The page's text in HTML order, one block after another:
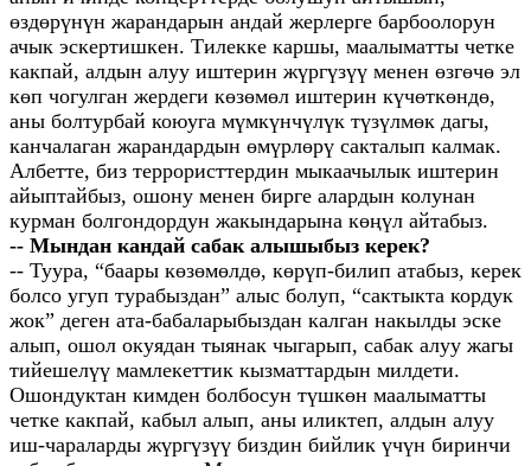
өздөрүнүн жарандарын андай жерлерге барбоолорун
ачык эскертишкен. Тилекке каршы, маалыматты четке
какпай, алдын алуу иштерин жүргүзүү менен өзгөчө эл
көп чогулган жердеги көзөмөл иштерин күчөткөндө,
аны болтурбай коюуга мүмкүнчүлүк түзүлмөк дагы,
канчалаган жарандардын өмүрлөрү сакталып калмак.
Албетте, биз террористтердин мыкаачылык иштерин
айыптайбыз, ошону менен бирге алардын колунан
курман болгондордун жакындарына көңүл айтабыз.
-- Мындан кандай сабак алышыбыз керек?
-- Туура, “баары көзөмөлдө, көрүп-билип атабыз, керек
болсо угуп турабыздан” алыс болуп, “сактыкта кордук
жок” деген ата-бабаларыбыздан калган накылды эске
алып, ошол окуядан тыянак чыгарып, сабак алуу жагы
тийешелүү мамлекеттик кызматтардын милдети.
Ошондуктан кимден болбосун түшкөн маалыматты
четке какпай, кабыл алып, аны иликтеп, алдын алуу
иш-чараларды жүргүзүү биздин бийлик үчүн биринчи